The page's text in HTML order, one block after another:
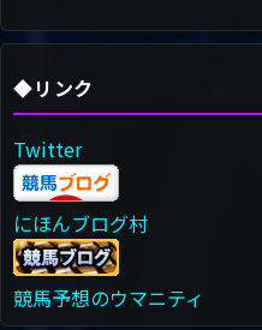
◆リンク
Twitter
にほんブログ村
競馬予想のウマニティ